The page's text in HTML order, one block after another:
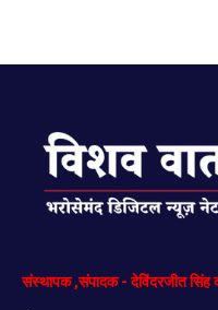
संस्थापक,संपादक-देविंदरजीतसिंह